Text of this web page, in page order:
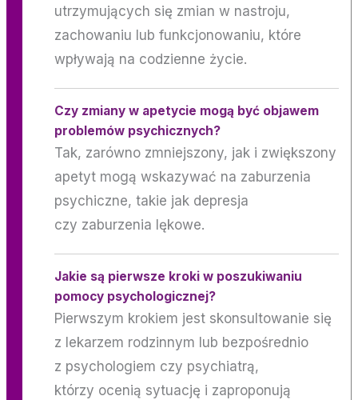
utrzymujących się zmian w nastroju,
zachowaniu lub funkcjonowaniu, które
wpływają na codzienne życie.
Czy zmiany w apetycie mogą być objawem
problemów psychicznych?
Tak, zarówno zmniejszony, jak i zwiększony
apetyt mogą wskazywać na zaburzenia
psychiczne, takie jak depresja
czy zaburzenia lękowe.
Jakie są pierwsze kroki w poszukiwaniu
pomocy psychologicznej?
Pierwszym krokiem jest skonsultowanie się
z lekarzem rodzinnym lub bezpośrednio
z psychologiem czy psychiatrą,
którzy ocenią sytuację i zaproponują